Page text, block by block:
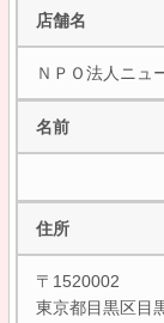
店舗名
ＮＰＯ法人ニュ
名前
住所
〒1520002
東京都目黒区目